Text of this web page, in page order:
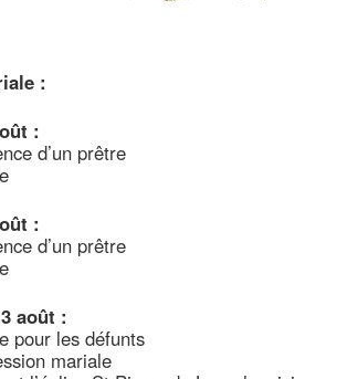
:
:
d’un prêtre
:
d’un prêtre
août :
pour les défunts
mariale